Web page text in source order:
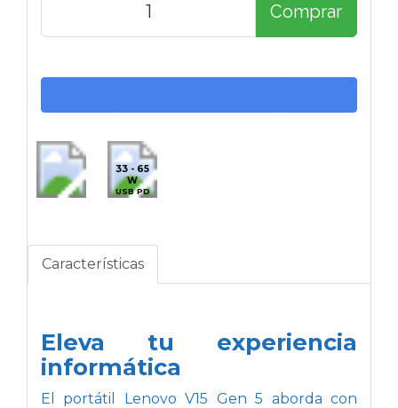
Comprar
33 - 65
W
USB PD
Características
Eleva tu experiencia
informática
El portátil Lenovo V15 Gen 5 aborda con